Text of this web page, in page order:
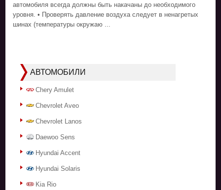
автомобиля всегда должны быть накачаны до необходимого
уровня. • Проверять давление воздуха следует в ненагретых
шинах (температуры окружаю ...
АВТОМОБИЛИ
Chery Amulet
Chevrolet Aveo
Chevrolet Lanos
Daewoo Sens
Hyundai Accent
Hyundai Solaris
Kia Rio